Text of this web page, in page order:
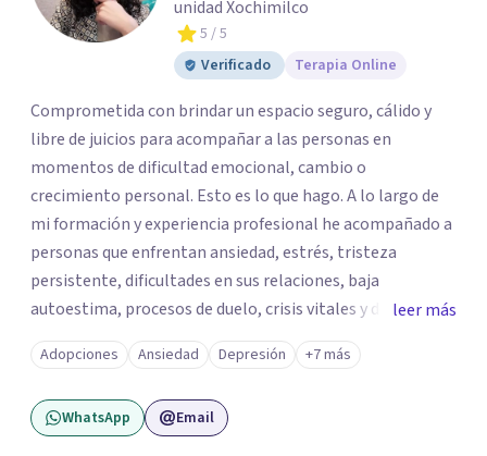
unidad Xochimilco
5 / 5
Verificado
Terapia Online
Comprometida con brindar un espacio seguro, cálido y
libre de juicios para acompañar a las personas en
momentos de dificultad emocional, cambio o
crecimiento personal. Esto es lo que hago. A lo largo de
mi formación y experiencia profesional he acompañado a
personas que enfrentan ansiedad, estrés, tristeza
persistente, dificultades en sus relaciones, baja
autoestima, procesos de duelo, crisis vitales y desafíos
relacionados con la adaptación a nuevas etapas de la vida.
Mi enfoque se basa en la escucha empática, el respeto por
la historia de cada persona y el trabajo conjunto para
desarrollar herramientas que favorezcan el bienestar
leer más
Adopciones Ansiedad Depresión +7 más
WhatsApp Email